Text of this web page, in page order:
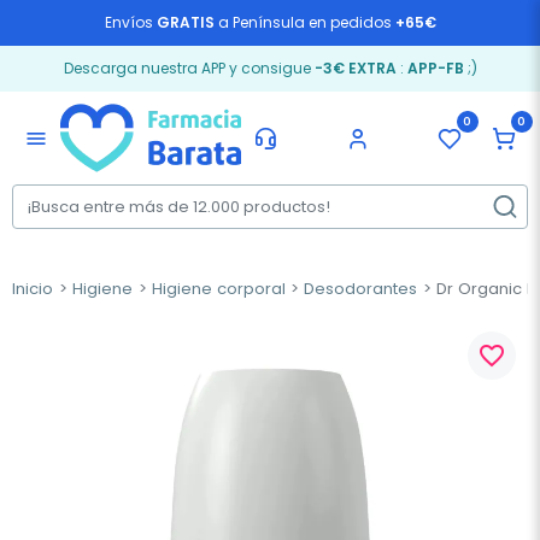
Envíos GRATIS a Península en pedidos +65€
Descarga nuestra APP y consigue -3€ EXTRA: APP-FB ;)
menu
0 0
Inicio Higiene Higiene corporal Desodorantes Dr Organic
favorite_border